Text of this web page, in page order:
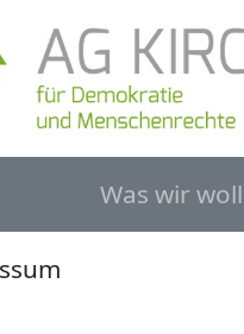
Was wir